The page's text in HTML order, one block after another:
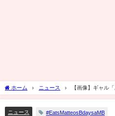
ホーム ニュース 【画像】ギャル
ニュース #EatsMatteosBdaysaMB